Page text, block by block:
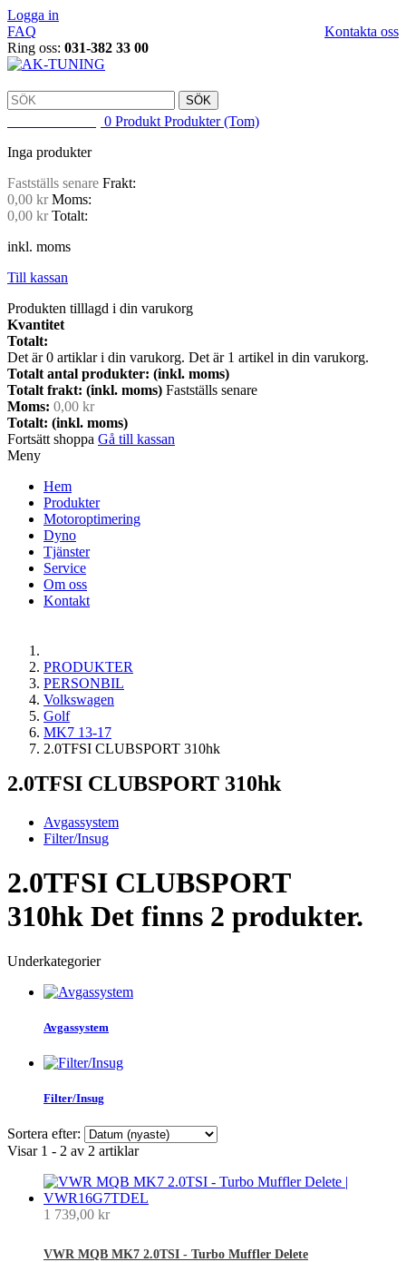
Logga in
Kontakta oss
FAQ
Ring oss: 031-382 33 00
SÖK
0 Produkt Produkter (Tom)
Inga produkter
Fastställs senare Frakt:
0,00 kr Moms:
0,00 kr Totalt:
inkl. moms
Till kassan
Produkten tilllagd i din varukorg
Kvantitet
Totalt:
Det är0 artiklar i din varukorg. Det är 1 artikel in din varukorg.
Totalt antal produkter: (inkl. moms)
Totalt frakt: (inkl. moms) Fastställs senare
Moms: 0,00 kr
Totalt: (inkl. moms)
Fortsätt shoppa Gå till kassan
Meny
Hem
Produkter
Motoroptimering
Dyno
Tjänster
Service
Om oss
Kontakt
PRODUKTER
PERSONBIL
Volkswagen
Golf
MK7 13-17
2.0TFSI CLUBSPORT 310hk
2.0TFSI CLUBSPORT 310hk
Avgassystem
Filter/Insug
2.0TFSI CLUBSPORT
310hk Det finns 2 produkter.
Underkategorier
Avgassystem
Filter/Insug
Sortera efter:
Visar 1 - 2 av 2 artiklar
1 739,00 kr
VWR MQB MK7 2.0TSI - Turbo Muffler Delete